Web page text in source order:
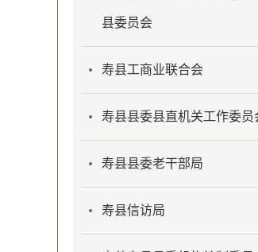
县委员会
寿县工商业联合会
寿县县委县直机关工作委员
寿县县委老干部局
寿县信访局